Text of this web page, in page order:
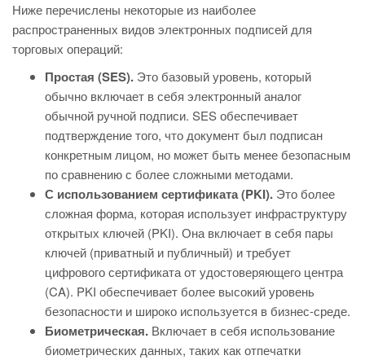
Ниже перечислены некоторые из наиболее
распространенных видов электронных подписей для
торговых операций:
Простая (SES). Это базовый уровень, который
обычно включает в себя электронный аналог
обычной ручной подписи. SES обеспечивает
подтверждение того, что документ был подписан
конкретным лицом, но может быть менее безопасным
по сравнению с более сложными методами.
С использованием сертификата (PKI). Это более
сложная форма, которая использует инфраструктуру
открытых ключей (PKI). Она включает в себя пары
ключей (приватный и публичный) и требует
цифрового сертификата от удостоверяющего центра
(CA). PKI обеспечивает более высокий уровень
безопасности и широко используется в бизнес-среде.
Биометрическая. Включает в себя использование
биометрических данных, таких как отпечатки